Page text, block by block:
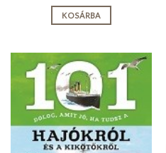
KOSÁRBA